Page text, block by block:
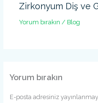
Zirkonyum Diş ve
Yorum bırakın / Blog
Yorum bırakın
E-posta adresiniz